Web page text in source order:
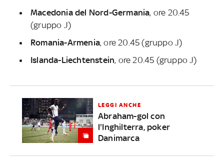
Macedonia del Nord-Germania, ore 20.45
(gruppo J)
Romania-Armenia, ore 20.45 (gruppo J)
Islanda-Liechtenstein, ore 20.45 (gruppo J)
LEGGI ANCHE
Abraham-gol con
l'Inghilterra, poker
Danimarca